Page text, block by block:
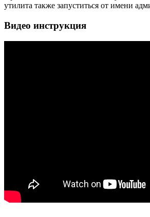
утилита также запуститься от имени
Видео инструкция